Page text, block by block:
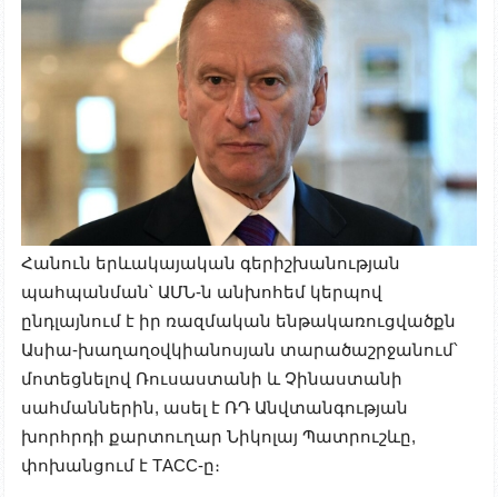
Հանուն երևակայական գերիշխանության
պահպանման՝ ԱՄՆ-ն անխոհեմ կերպով
ընդլայնում է իր ռազմական ենթակառուցվածքն
Ասիա-խաղաղօվկիանոսյան տարածաշրջանում՝
մոտեցնելով Ռուսաստանի և Չինաստանի
սահմաններին, ասել է ՌԴ Անվտանգության
խորհրդի քարտուղար Նիկոլայ Պատրուշևը,
փոխանցում է ТАСС-ը։